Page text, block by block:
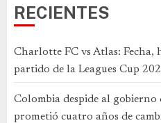
RECIENTES
Charlotte FC vs Atlas:
partido de la Leagues Cup
Colombia despide al gobierno
prometió cuatro años de